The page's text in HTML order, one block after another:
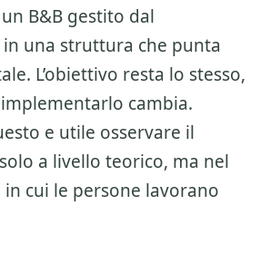
B&B gestito dal
una struttura che punta
L’obiettivo resta lo stesso,
cambia.
e utile osservare il
a livello teorico, ma nel
cui le persone lavorano